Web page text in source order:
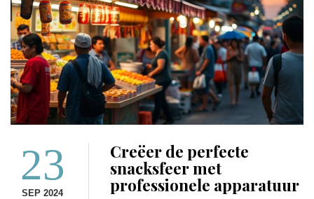
23
SEP 2024
Creëer de perfecte
snacksfeer met
professionele apparatuur